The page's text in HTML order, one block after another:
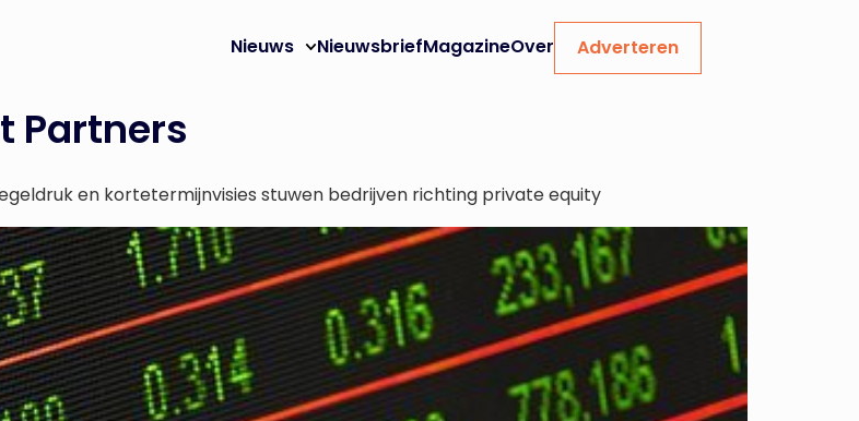
Nieuws NieuwsbriefMagazineOver Adverteren
Partners
en kortetermijnvisies stuwen bedrijven richting private equity